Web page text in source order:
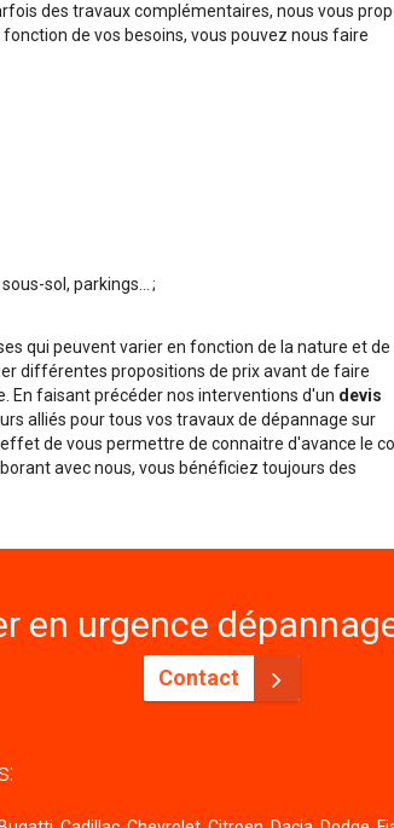
des travaux complémentaires, nous vous
de vos besoins, vous pouvez nous faire
sol, parkings... ;
qui peuvent varier en fonction de la nature et de
différentes propositions de prix avant de faire
En faisant précéder nos interventions d'un devis
alliés pour tous vos travaux de dépannage sur
de vous permettre de connaitre d'avance le
avec nous, vous bénéficiez toujours des
en urgence
Contact